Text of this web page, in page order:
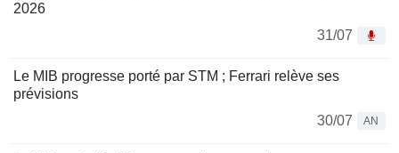
2026
31/07
Le MIB progresse porté par STM ; Ferrari relève ses
prévisions
30/07
AN